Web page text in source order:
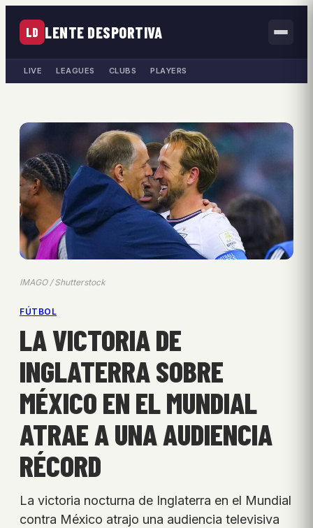
LD LENTE DESPORTIVA
LIVE LEAGUES CLUBS PLAYERS
IMAGO / Shutterstock
FÚTBOL
LA VICTORIA DE
INGLATERRA SOBRE
MÉXICO EN EL MUNDIAL
ATRAE A UNA AUDIENCIA
RÉCORD
La victoria nocturna de Inglaterra en el Mundial
contra México atrajo una audiencia televisiva